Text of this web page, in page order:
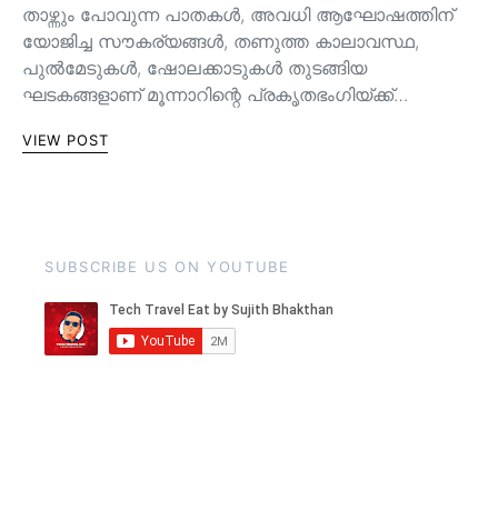
താഴ്ന്നും പോവുന്ന പാതകള്‍, അവധി ആഘോഷത്തിന്
യോജിച്ച സൗകര്യങ്ങള്‍, തണുത്ത കാലാവസ്ഥ,
പുൽമേടുകൾ, ഷോലക്കാടുകൾ തുടങ്ങിയ
ഘടകങ്ങളാണ് മൂന്നാറിന്റെ പ്രകൃതഭംഗിയ്ക്ക്…
VIEW POST
SUBSCRIBE US ON YOUTUBE